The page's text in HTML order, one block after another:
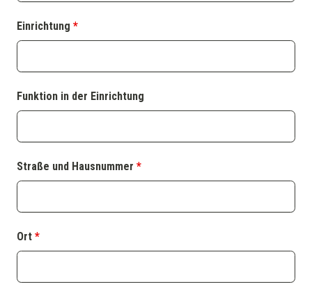
Einrichtung *
Funktion in der Einrichtung
Straße und Hausnummer *
Ort *